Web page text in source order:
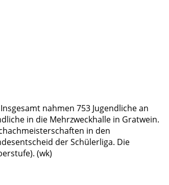
nahmen 753 Jugendliche an
in die Mehrzweckhalle in Gratwein.
in den
der Schülerliga. Die
(wk)